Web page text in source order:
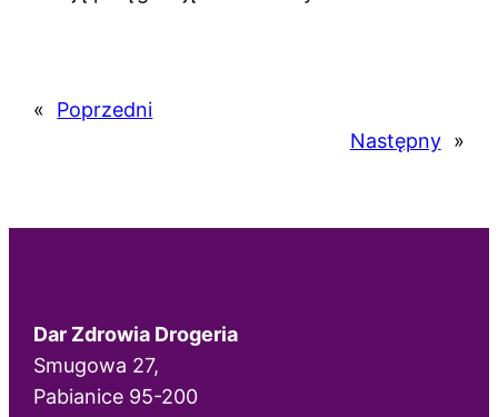
«
Poprzedni
Następny »
Dar Zdrowia Drogeria
Smugowa 27,
Pabianice 95-200